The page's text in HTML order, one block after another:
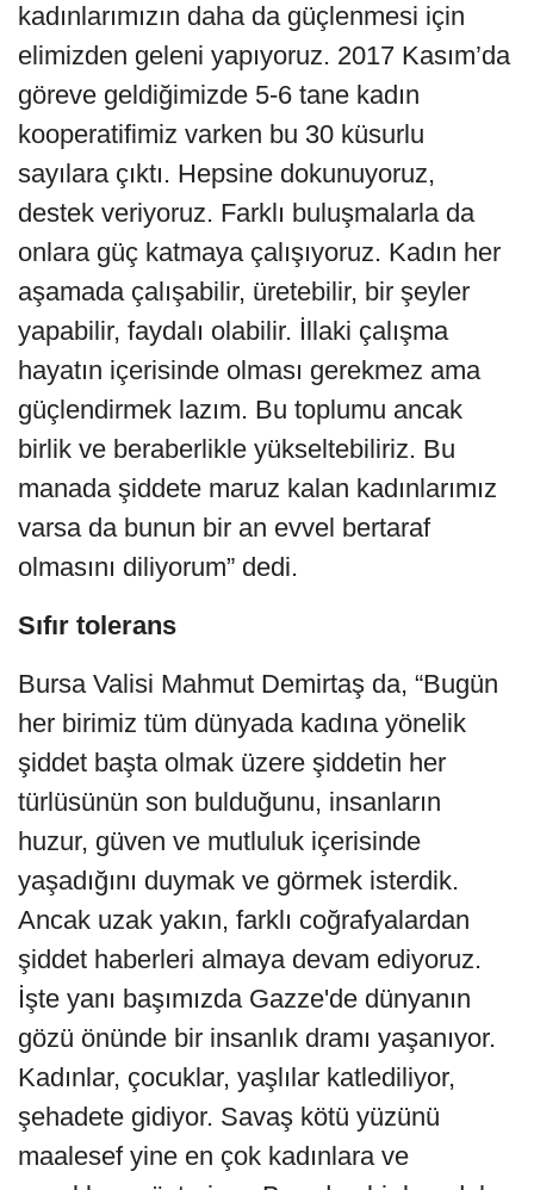
kadınlarımızın daha da güçlenmesi için
elimizden geleni yapıyoruz. 2017 Kasım’da
göreve geldiğimizde 5-6 tane kadın
kooperatifimiz varken bu 30 küsurlu
sayılara çıktı. Hepsine dokunuyoruz,
destek veriyoruz. Farklı buluşmalarla da
onlara güç katmaya çalışıyoruz. Kadın her
aşamada çalışabilir, üretebilir, bir şeyler
yapabilir, faydalı olabilir. İllaki çalışma
hayatın içerisinde olması gerekmez ama
güçlendirmek lazım. Bu toplumu ancak
birlik ve beraberlikle yükseltebiliriz. Bu
manada şiddete maruz kalan kadınlarımız
varsa da bunun bir an evvel bertaraf
olmasını diliyorum” dedi.
Sıfır tolerans
Bursa Valisi Mahmut Demirtaş da, “Bugün
her birimiz tüm dünyada kadına yönelik
şiddet başta olmak üzere şiddetin her
türlüsünün son bulduğunu, insanların
huzur, güven ve mutluluk içerisinde
yaşadığını duymak ve görmek isterdik.
Ancak uzak yakın, farklı coğrafyalardan
şiddet haberleri almaya devam ediyoruz.
İşte yanı başımızda Gazze'de dünyanın
gözü önünde bir insanlık dramı yaşanıyor.
Kadınlar, çocuklar, yaşlılar katlediliyor,
şehadete gidiyor. Savaş kötü yüzünü
maalesef yine en çok kadınlara ve